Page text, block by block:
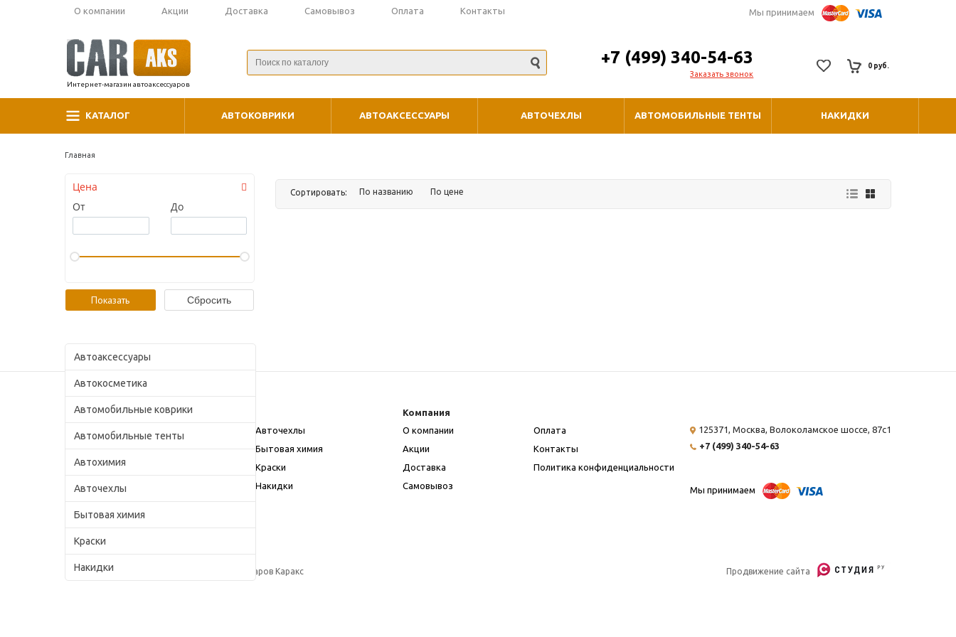
О компании Акции Доставка Самовывоз Оплата Контакты Мы принимаем
Интернет-магазин автоаксессуаров
+7 (499) 340-54-63
Заказать звонок
0 руб.
КАТАЛОГ АВТОКОВРИКИ АВТОАКСЕССУАРЫ АВТОЧЕХЛЫ АВТОМОБИЛЬНЫЕ ТЕНТЫ НАКИДКИ
Главная
Цена
От
До
Автоаксессуары
Автокосметика
Автомобильные коврики
Автомобильные тенты
Автохимия
Авточехлы
Бытовая химия
Краски
Накидки
Сортировать: По названию По цене
Каталог
Автоаксессуары
Автомобильные коврики
Автомобильные тенты
Авточехлы
Бытовая химия
Краски
Накидки
Компания
О компании
Акции
Доставка
Самовывоз
Оплата
Контакты
Политика конфиденциальности
125371, Москва, Волоколамское шоссе, 87с1
+7 (499) 340-54-63
Мы принимаем
© 2009–2018, Интернет магазин автоаксессуаров Каракс Продвижение сайта